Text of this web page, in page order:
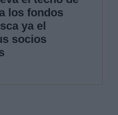
los fondos
ya el
socios